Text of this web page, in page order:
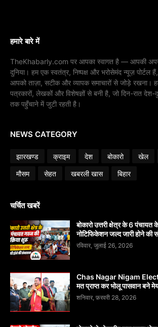
हमारे बारे में
TheKhabarly.com पर आपका स्वागत है — आपकी
दुनिया। हम एक स्वतंत्र, निष्पक्ष और भरोसेमंद न्यूज़ पोर्टल
आपको ताज़ा, सटीक और व्यापक समाचारों से जोड़े रखना।
पत्रकारों, लेखकों और विशेषज्ञों से बनी है, जो दिन-रात देश-
तक पहुँचाने में जुटी रहती है।
NEWS CATEGORY
झारखण्ड क्राइम देश बोकारो खेल
मौसम
सेहत खबरली खास बिहार
चर्चित खबरें
बोकारो उत्तरी क्षेत्र के 6
नोटिफिकेशन जल्द जारी होने की
रविवार, जुलाई 26, 2026
Chas Nagar Nigam
मत प्राप्त कर भोलू पासवान बने
शनिवार, फ़रवरी 28, 2026